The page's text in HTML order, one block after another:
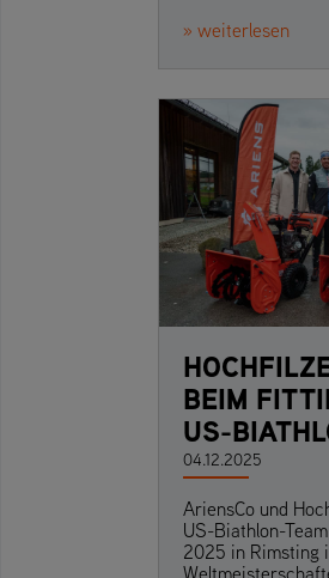
» weiterlesen
BEIM
US-
04.12.2025
AriensCo und
US-Biathlon-
2025 in Rimsting